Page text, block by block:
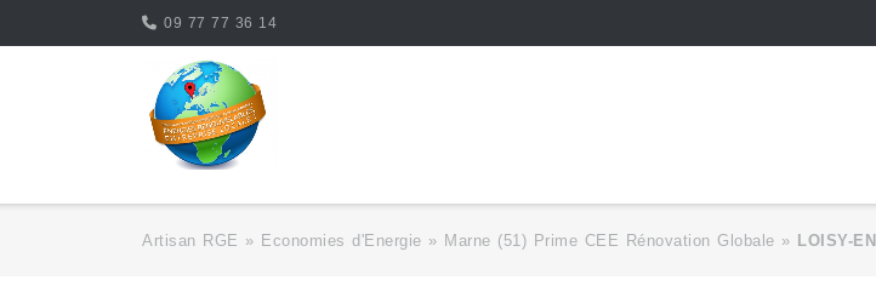
09 77 77 36 14
Artisan RGE » Economies d'Energie » Marne (51) Prime CEE Rénovation Globale » LOISY-